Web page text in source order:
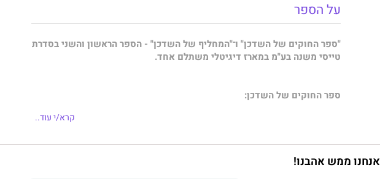
על הספר
"ספר החוקים של השדכן" ו־"המחליף של השדכן" - הספר הראשון והשני בסדרת
טייסי משנה בע"מ במארז דיגיטלי משתלם אחד.
ספר החוקים של השדכן:
סטריט ג'ורנל.
קרא/י עוד..
אנחנו ממש אהבנו!